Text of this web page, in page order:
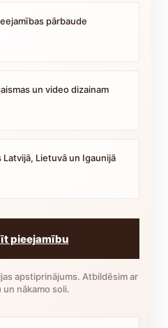
pārbaude
un video dizainam
Lietuvā un Igaunijā
pieejamību
apstiprinājums. Atbildēsim ar
un nākamo soli.